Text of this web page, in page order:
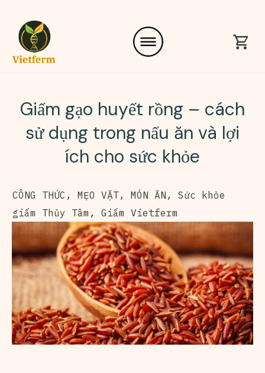
Giấm gạo huyết rồng – cách
sử dụng trong nấu ăn và lợi
ích cho sức khỏe
CÔNG THỨC , MẸO VẶT, MÓN ĂN , Sức khỏe
giấm Thủy Tâm , Giấm Vietferm